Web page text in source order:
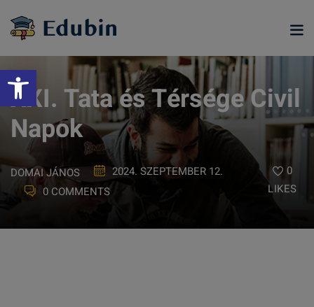
Eszköztár megnyitása
content
XXI. Tata és Térsége Civil
Napok
DOMAI JÁNOS
2024. SZEPTEMBER 12.
0 COMMENTS
0
LIKES